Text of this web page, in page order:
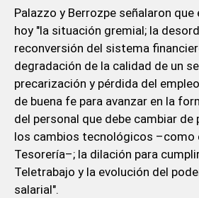
Palazzo y Berrozpe señalaron que
hoy "la situación gremial; la
reconversión del sistema
degradación de la calidad de un
precarización y pérdida del
de buena fe para avanzar en la
del personal que debe cambiar
los cambios tecnológicos –como
Tesorería–; la dilación para
Teletrabajo y la evolución del
salarial".